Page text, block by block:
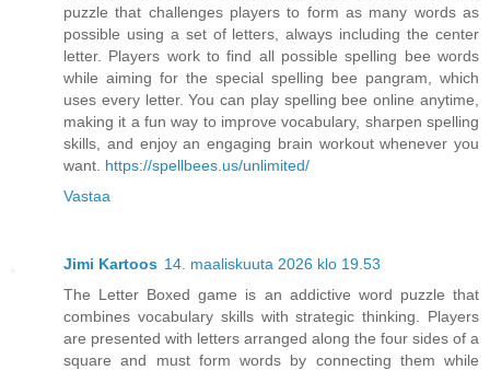
puzzle that challenges players to form as many words as
possible using a set of letters, always including the center
letter. Players work to find all possible spelling bee words
while aiming for the special spelling bee pangram, which
uses every letter. You can play spelling bee online anytime,
making it a fun way to improve vocabulary, sharpen spelling
skills, and enjoy an engaging brain workout whenever you
want. https://spellbees.us/unlimited/
Vastaa
Jimi Kartoos 14. maaliskuuta 2026 klo 19.53
The Letter Boxed game is an addictive word puzzle that
combines vocabulary skills with strategic thinking. Players
are presented with letters arranged along the four sides of a
square and must form words by connecting them while